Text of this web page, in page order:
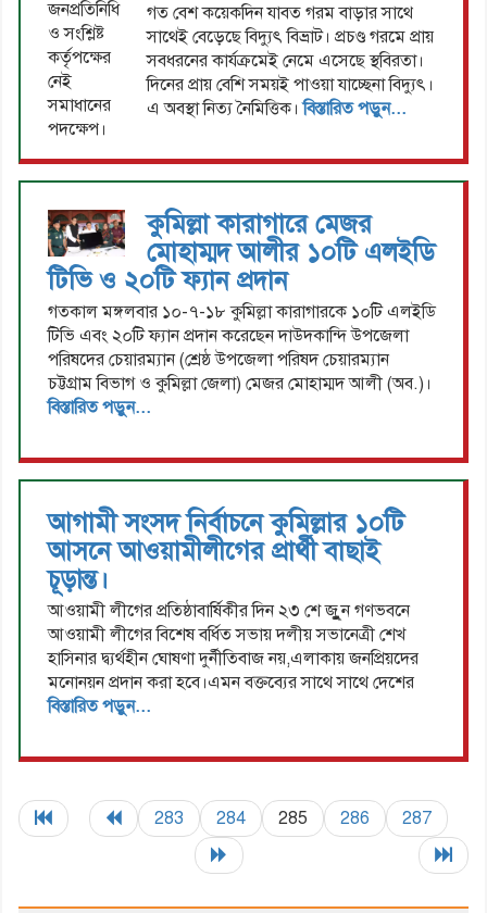
গত বেশ কয়েকদিন যাবত গরম বাড়ার সাথে
সাথেই বেড়েছে বিদ্যুৎ বিভ্রাট। প্রচণ্ড গরমে প্রায়
সবধরনের কার্যক্রমেই নেমে এসেছে স্থবিরতা।
দিনের প্রায় বেশি সময়ই পাওয়া যাচ্ছেনা বিদ্যুৎ।
এ অবস্থা নিত্য নৈমিত্তিক।বিস্তারিত পড়ুন...
কুমিল্লা কারাগারে মেজর
মোহাম্মদ আলীর ১০টি এলইডি
টিভি ও ২০টি ফ্যান প্রদান
গতকাল মঙ্গলবার ১০-৭-১৮ কুমিল্লা কারাগারকে ১০টি এলইডি
টিভি এবং ২০টি ফ্যান প্রদান করেছেন দাউদকান্দি উপজেলা
পরিষদের চেয়ারম্যান (শ্রেষ্ঠ উপজেলা পরিষদ চেয়ারম্যান
চট্টগ্রাম বিভাগ ও কুমিল্লা জেলা) মেজর মোহাম্মদ আলী (অব.)।
বিস্তারিত পড়ুন...
আগামী সংসদ নির্বাচনে কুমিল্লার ১০টি
আসনে আওয়ামীলীগের প্রার্থী বাছাই
চূড়ান্ত।
আওয়ামী লীগের প্রতিষ্ঠাবার্ষিকীর দিন ২৩ শে জুুুন গণভবনে
আওয়ামী লীগের বিশেষ বর্ধিত সভায় দলীয় সভানেত্রী শেখ
হাসিনার দ্ব্যর্থহীন ঘোষণা দুর্নীতিবাজ নয়,এলাকায় জনপ্রিয়দের
মনোনয়ন প্রদান করা হবে।এমন বক্তব্যের সাথে সাথে দেশের
বিস্তারিত পড়ুন...
283 284 285 286 287